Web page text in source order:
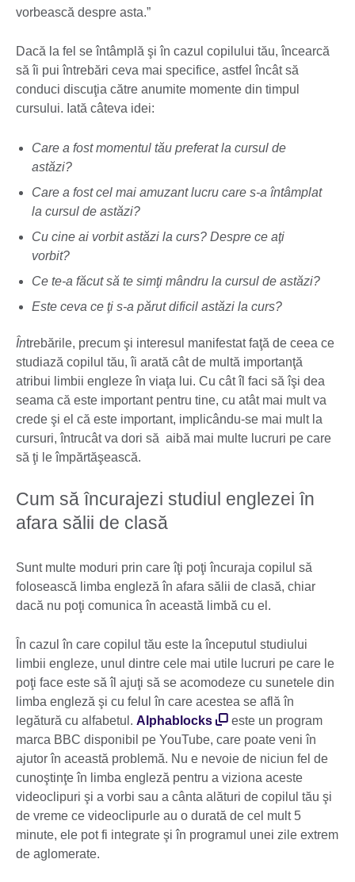
vorbească despre asta.”
Dacă la fel se întâmplă şi în cazul copilului tău, încearcă
să îi pui întrebări ceva mai specifice, astfel încât să
conduci discuţia către anumite momente din timpul
cursului. Iată câteva idei:
Care a fost momentul tău preferat la cursul de
astăzi?
Care a fost cel mai amuzant lucru care s-a întâmplat
la cursul de astăzi?
Cu cine ai vorbit astăzi la curs? Despre ce aţi
vorbit?
Ce te-a făcut să te simţi mândru la cursul de astăzi?
Este ceva ce ţi s-a părut dificil astăzi la curs?
Întrebările, precum şi interesul manifestat faţă de ceea ce
studiază copilul tău, îi arată cât de multă importanţă
atribui limbii engleze în viaţa lui. Cu cât îl faci să îşi dea
seama că este important pentru tine, cu atât mai mult va
crede şi el că este important, implicându-se mai mult la
cursuri, întrucât va dori să aibă mai multe lucruri pe care
să ţi le împărtăşească.
Cum să încurajezi studiul englezei în
afara sălii de clasă
Sunt multe moduri prin care îţi poţi încuraja copilul să
folosească limba engleză în afara sălii de clasă, chiar
dacă nu poţi comunica în această limbă cu el.
În cazul în care copilul tău este la începutul studiului
limbii engleze, unul dintre cele mai utile lucruri pe care le
poţi face este să îl ajuţi să se acomodeze cu sunetele din
limba engleză şi cu felul în care acestea se află în
legătură cu alfabetul. Alphablocks
este un program
marca BBC disponibil pe YouTube, care poate veni în
ajutor în această problemă. Nu e nevoie de niciun fel de
cunoştinţe în limba engleză pentru a viziona aceste
videoclipuri şi a vorbi sau a cânta alături de copilul tău şi
de vreme ce videoclipurle au o durată de cel mult 5
minute, ele pot fi integrate şi în programul unei zile extrem
de aglomerate.